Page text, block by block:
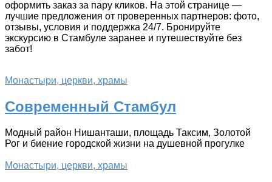
оформить заказ за пару кликов. На этой странице —
лучшие предложения от проверенных партнеров: фото,
отзывы, условия и поддержка 24/7. Бронируйте
экскурсию в Стамбуле заранее и путешествуйте без
забот!
Монастыри, церкви, храмы
Современный Стамбул
Модный район Нишанташи, площадь Таксим, Золотой
Рог и биение городской жизни на душевной прогулке
Монастыри, церкви, храмы